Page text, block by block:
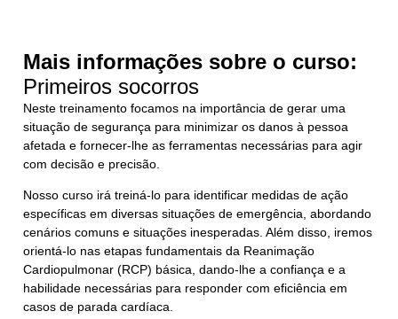
Mais informações sobre o curso:
Primeiros socorros
Neste treinamento focamos na importância de gerar uma
situação de segurança para minimizar os danos à pessoa
afetada e fornecer-lhe as ferramentas necessárias para agir
com decisão e precisão.
Nosso curso irá treiná-lo para identificar medidas de ação
específicas em diversas situações de emergência, abordando
cenários comuns e situações inesperadas. Além disso, iremos
orientá-lo nas etapas fundamentais da Reanimação
Cardiopulmonar (RCP) básica, dando-lhe a confiança e a
habilidade necessárias para responder com eficiência em
casos de parada cardíaca.